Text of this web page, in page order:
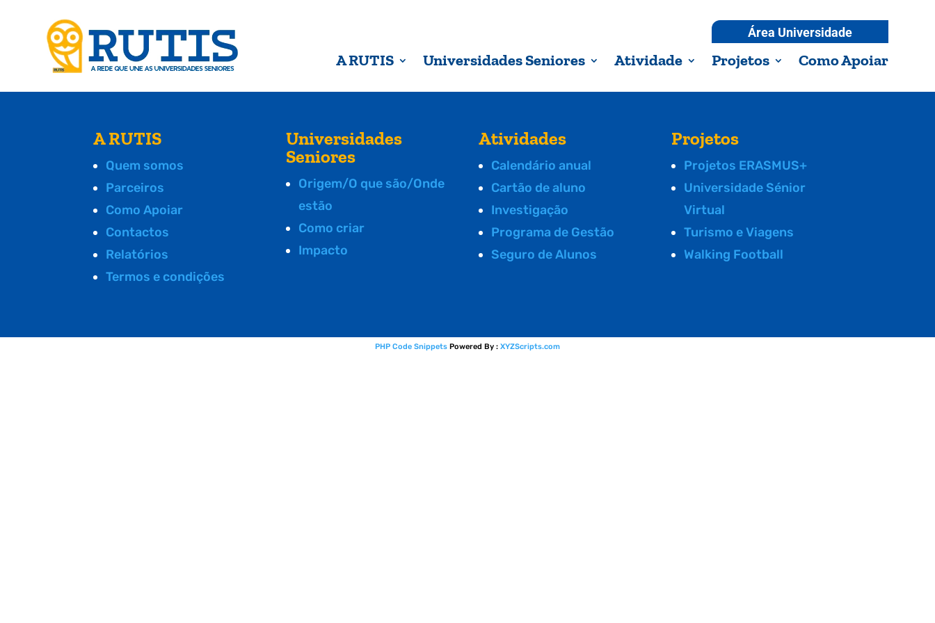
Área Universidade
A RUTIS Universidades Seniores Atividade Projetos Como Apoiar
A RUTIS
Quem somos
Parceiros
Como Apoiar
Contactos
Relatórios
Termos e condições
Universidades
Seniores
Origem/O que são/Onde
estão
Como criar
Impacto
Atividades
Calendário anual
Cartão de aluno
Investigação
Programa de Gestão
Seguro de Alunos
Projetos
Projetos ERASMUS+
Universidade Sénior
Virtual
Turismo e Viagens
Walking Football
PHP Code Snippets Powered By : XYZScripts.com